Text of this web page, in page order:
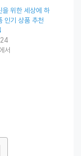
을 위한 세상에 하
인기 상품 추천
서